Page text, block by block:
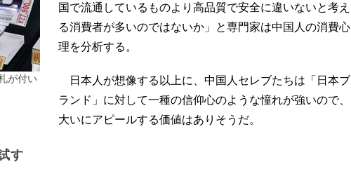
が付い
国で流通しているものより高品質で安全に違いないと考え
る消費者が多いのではないか」と専門家は中国人の消費心
理を分析する。
日本人が想像する以上に、中国人セレブたちは「日本ブ
ランド」に対して一種の信仰心のような憧れが強いので、
大いにアピールする価値はありそうだ。
す